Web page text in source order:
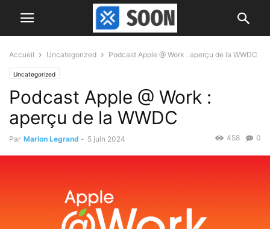
Accueil Uncategorized Podcast Apple @ Work : aperçu de la WWDC
Uncategorized
Podcast Apple @ Work :
aperçu de la WWDC
Par Marion Legrand - 5 juin 2024 0
458